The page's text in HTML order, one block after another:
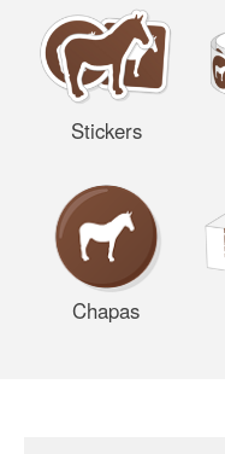
Stickers
Chapas